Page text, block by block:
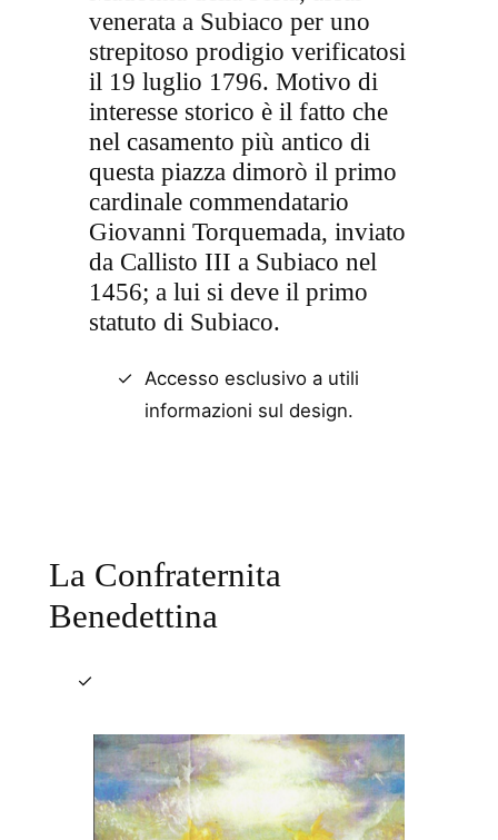
venerata a Subiaco per uno
strepitoso prodigio verificatosi
il 19 luglio 1796. Motivo di
interesse storico è il fatto che
nel casamento più antico di
questa piazza dimorò il primo
cardinale commendatario
Giovanni Torquemada, inviato
da Callisto III a Subiaco nel
1456; a lui si deve il primo
statuto di Subiaco.
Accesso esclusivo a utili
informazioni sul design.
La Confraternita
Benedettina